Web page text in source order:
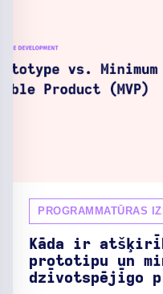
PROGRAMMATŪRAS
Kāda ir
prototipu un
dzīvotspējīgo